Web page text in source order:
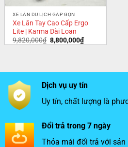
XE LĂN DU LỊCH GẤP GỌN
Xe Lăn Tay Cao Cấp Ergo
Lite | Karma Đài Loan
9,820,000₫ 8,800,000₫
Dịch vụ uy tín
Uy tín, chất lượng là
Đổi trả trong 7 ngày
Thỏa mái đổi trả với sản